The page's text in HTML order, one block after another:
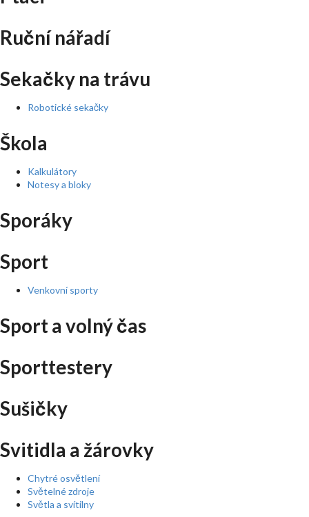
Ruční nářadí
Sekačky na trávu
Robotické sekačky
Škola
Kalkulátory
Notesy a bloky
Sporáky
Sport
Venkovní sporty
Sport a volný čas
Sporttestery
Sušičky
Svitidla a žárovky
Chytré osvětlení
Světelné zdroje
Světla a svítilny